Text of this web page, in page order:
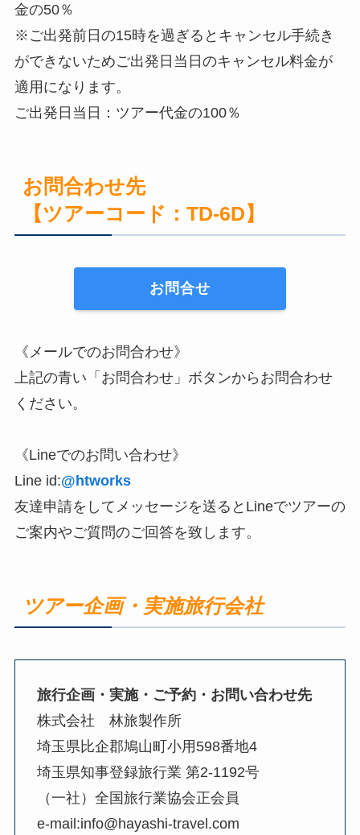
金の50％
※ご出発前日の15時を過ぎるとキャンセル手続き
ができないためご出発日当日のキャンセル料金が
適用になります。
ご出発日当日：ツアー代金の100％
お問合わせ先
【ツアーコード：TD-6D】
お問合せ
《メールでのお問合わせ》
上記の青い「お問合わせ」ボタンからお問合わせ
ください。
《Lineでのお問い合わせ》
Line id:@htworks
友達申請をしてメッセージを送るとLineでツアーの
ご案内やご質問のご回答を致します。
ツアー企画・実施旅行会社
旅行企画・実施・ご予約・お問い合わせ先
株式会社 林旅製作所
埼玉県比企郡鳩山町小用598番地4
埼玉県知事登録旅行業 第2-1192号
（一社）全国旅行業協会正会員
e-mail:info@hayashi-travel.com